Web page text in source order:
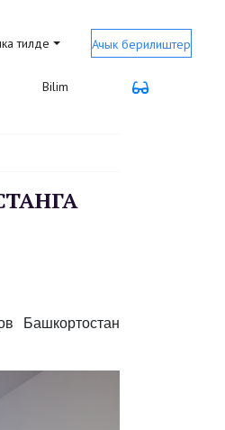
тилде Ачык берилиштер
Bilim
Башкортостан